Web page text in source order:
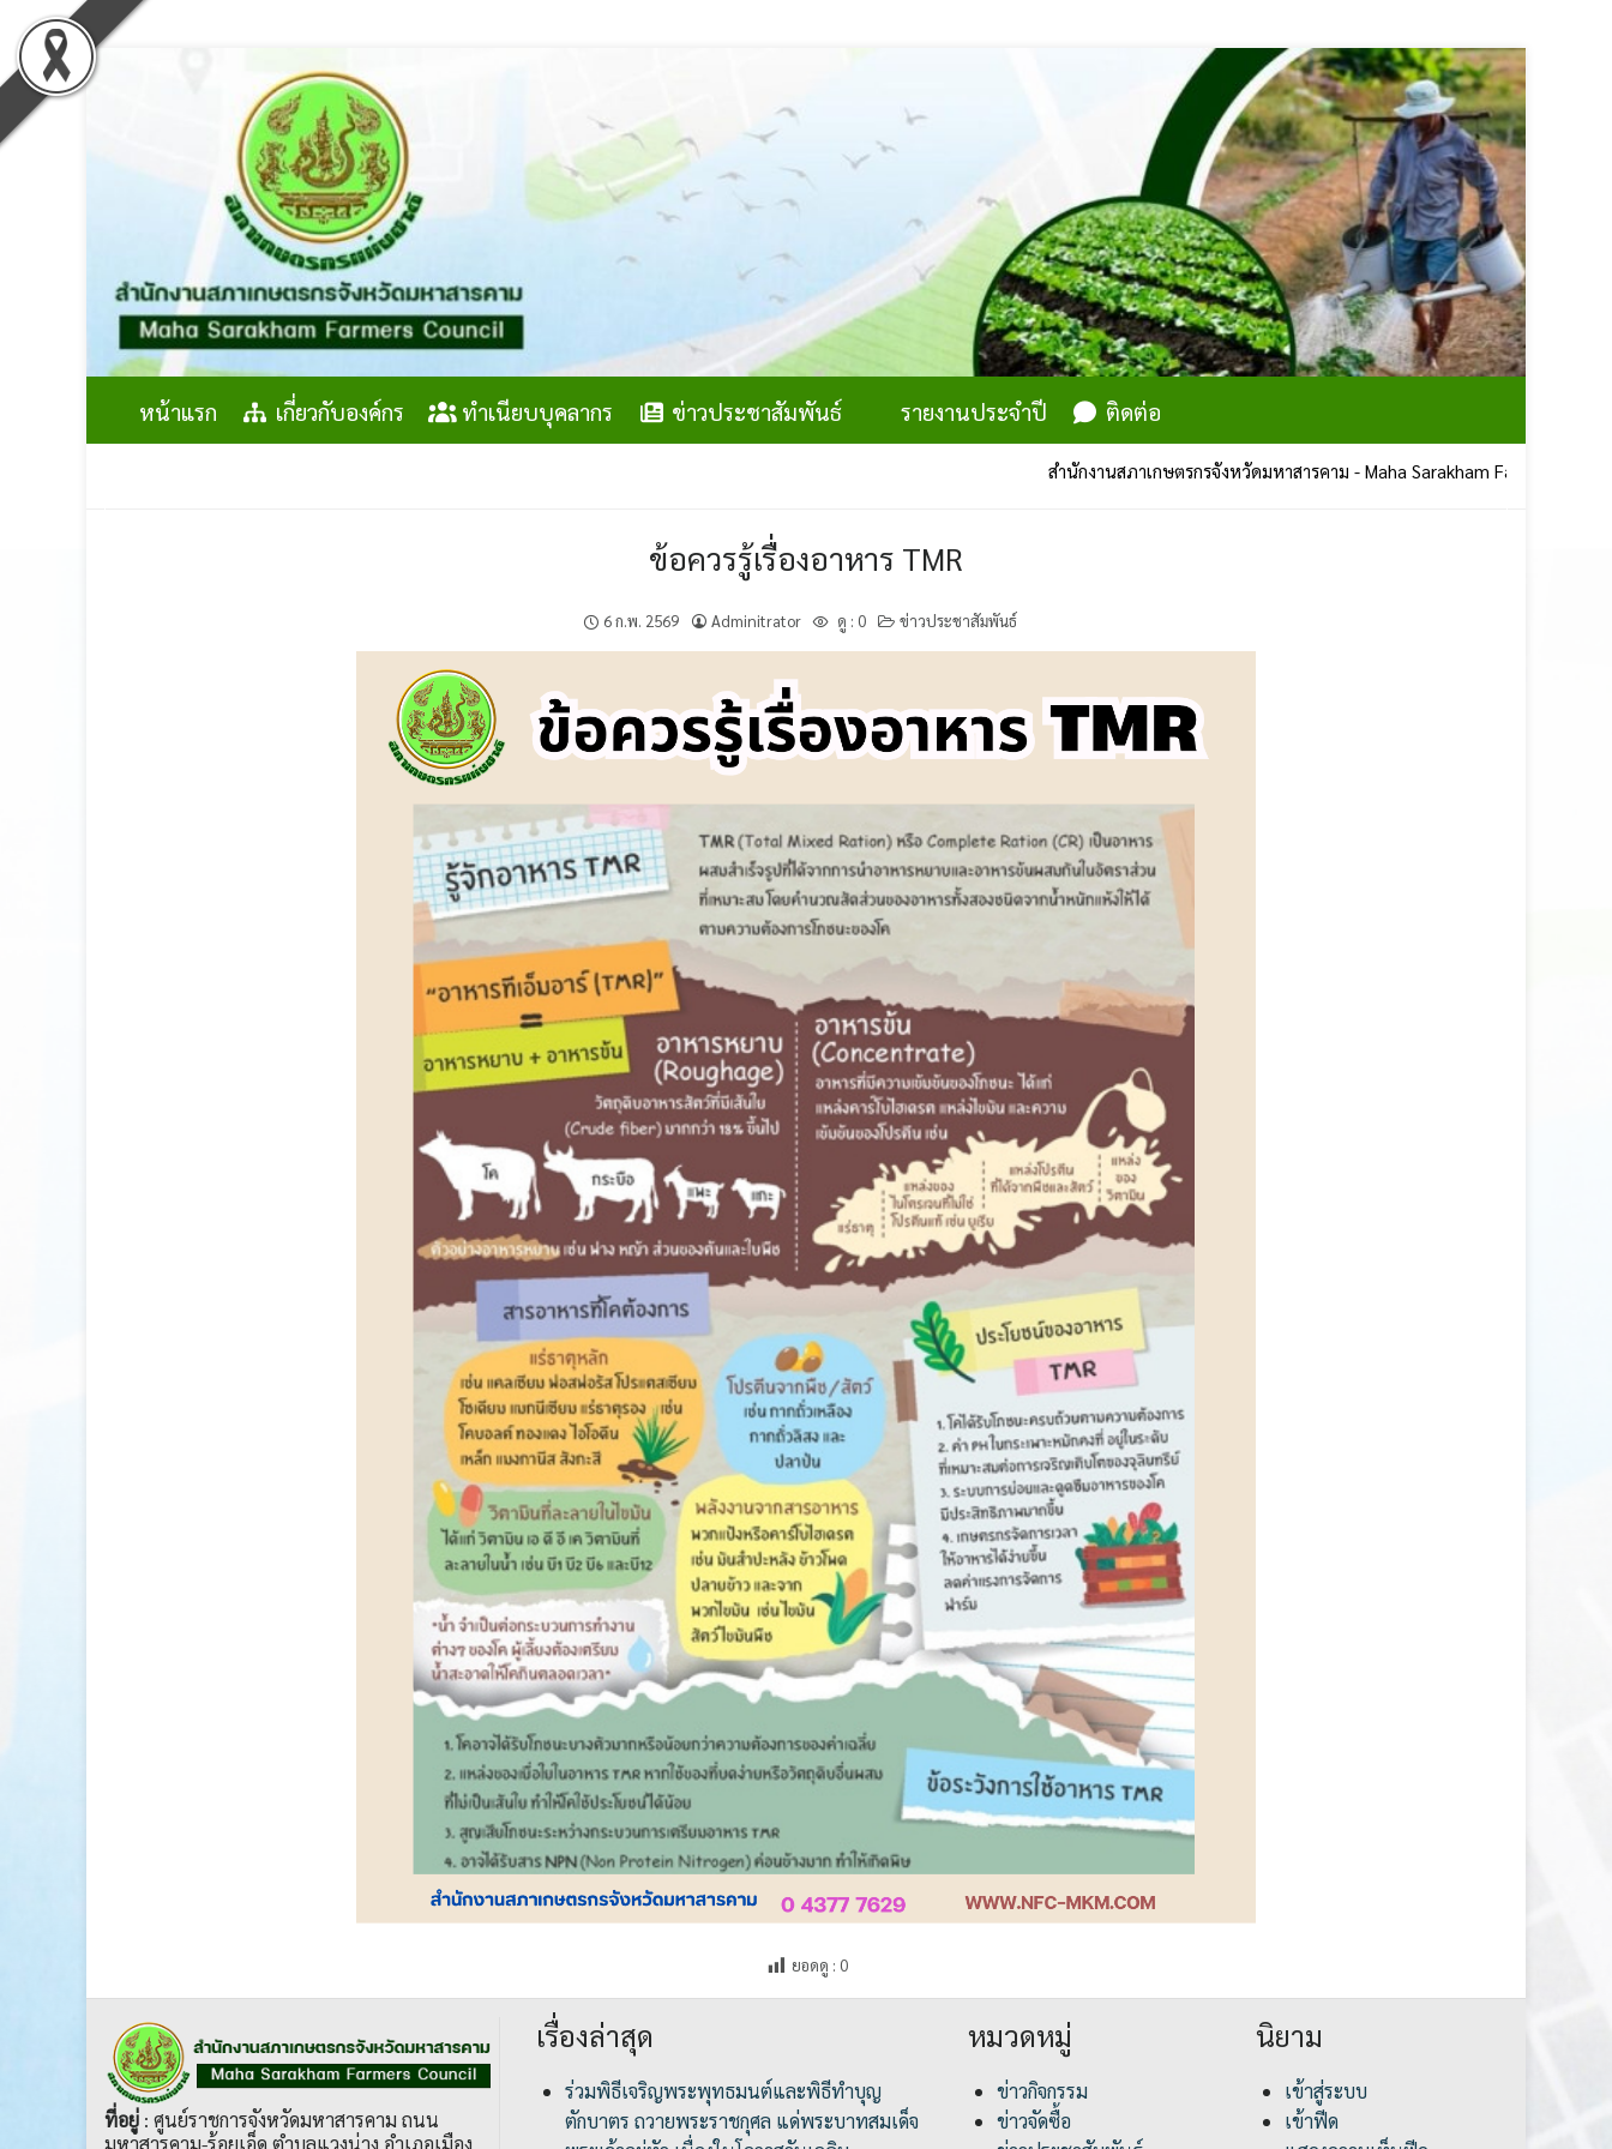
Skip
to
content
หน้าแรก เกี่ยวกับองค์กร ทำเนียบบุคลากร ข่าวประชาสัมพันธ์ รายงานประจำปี ติดต่อ
สำนักงานสภาเกษตรกรจังหวัดมหาสารคาม - Maha Sarakham Farmers Council | ศูน
ข้อควรรู้เรื่องอาหาร TMR
6 ก.พ. 2569 Adminitrator ดู : 0 ข่าวประชาสัมพันธ์
ยอดดู : 0
ที่อยู่ : ศูนย์ราชการจังหวัดมหาสารคาม ถนน
มหาสารคาม-ร้อยเอ็ด ตำบลแวงน่าง อำเภอเมือง
เรื่องล่าสุด
ร่วมพิธีเจริญพระพุทธมนต์และพิธีทำบุญ
ตักบาตร ถวายพระราชกุศล แด่พระบาทสมเด็จ
หมวดหมู่
ข่าวกิจกรรม
ข่าวจัดซื้อ
นิยาม
เข้าสู่ระบบ
เข้าฟีด